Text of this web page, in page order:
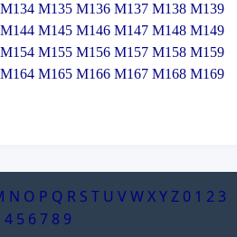
M134 M135 M136 M137 M138 M139
M144 M145 M146 M147 M148 M149
M154 M155 M156 M157 M158 M159
M164 M165 M166 M167 M168 M169
N O P Q R S T U VWXYZ 0 1 2 3
4 5 6 7 8 9